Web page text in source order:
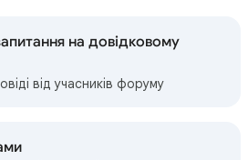
на довідковому
від учасників форуму